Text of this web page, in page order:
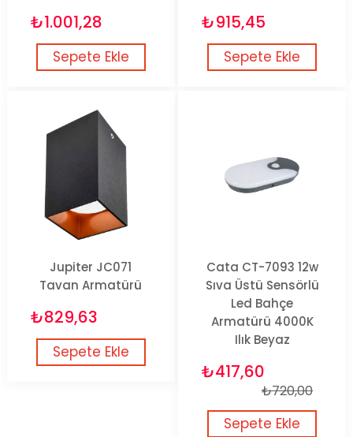
₺1.001,28
Sepete Ekle
₺915,45
Sepete Ekle
Jupiter JC071
Tavan Armatürü
₺829,63
Sepete Ekle
Cata CT-7093 12w
Sıva Üstü Sensörlü
Led Bahçe
Armatürü 4000K
Ilık Beyaz
₺417,60
₺720,00
Sepete Ekle